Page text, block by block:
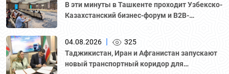
В эти минуты в Ташкенте проходит Узбекско-
Казахстанский бизнес-форум и B2B-
Национальной палатой предпринимателей
Казахстана "Атамекен."
04.08.2026
325
Таджикистан, Иран и Афганистан запускают
новый транспортный коридор для